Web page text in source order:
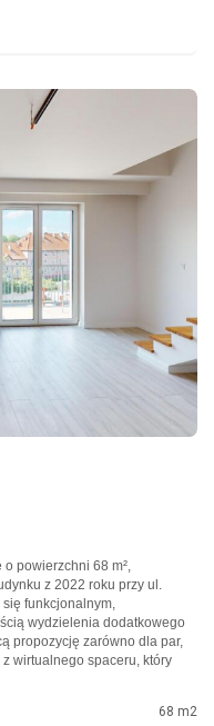
powierzchni 68 m²,
z 2022 roku przy ul.
funkcjonalnym,
wydzielenia dodatkowego
propozycję zarówno dla par,
wirtualnego spaceru, który
68 m2